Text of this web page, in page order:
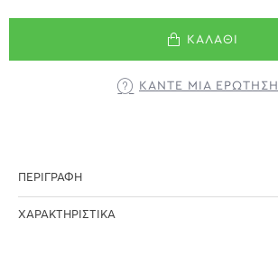
ΚΑΛΆΘΙ
ΚΆΝΤΕ ΜΊΑ ΕΡΏΤΗΣΗ
ΠΕΡΙΓΡΑΦΉ
ΧΑΡΑΚΤΗΡΙΣΤΙΚΆ